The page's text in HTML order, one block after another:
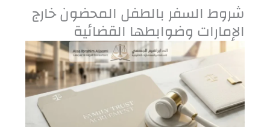
شروط السفر بالطفل المحضون خارج
الإمارات وضوابطها القضائية